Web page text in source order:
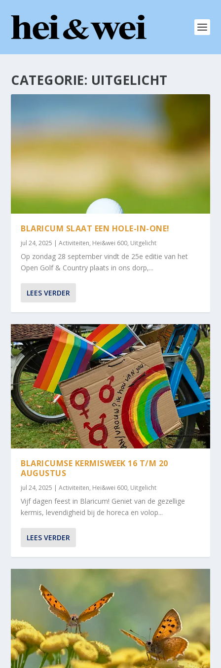
CATEGORIE: UITGELICHT
BLARICUM SLAAT EEN HOLE-IN-ONE!
jul 24, 2025 |Activiteiten, Hei&wei 600, Uitgelicht
Op zondag 28 september vindt de 25e editie van het
Open Golf & Country plaats in ons dorp,...
LEES VERDER
BLARICUMSE KERMISWEEK 16 T/M 20
AUGUSTUS
jul 24, 2025 |Activiteiten, Hei&wei 600, Uitgelicht
Vijf dagen feest in Blaricum! Geniet van de gezellige
kermis, levendigheid bij de horeca en volop...
LEES VERDER